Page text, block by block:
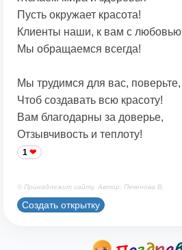
Пусть окружает красота!
Клиенты наши, к вам с любовью
Мы обращаемся всегда!
Мы трудимся для вас, поверьте,
Чтоб создавать всю красоту!
Вам благодарны за доверье,
Отзывчивость и теплоту!
1
© Принадлежит сайту. Автор: Печенова В.
Создать открытку